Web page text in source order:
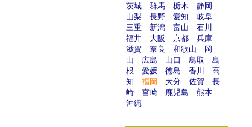
茨城
群馬 栃木
静岡
山梨
長野 愛知
岐阜
三重
新潟 富山
石川
福井
大阪 京都
兵庫
滋賀
奈良 和歌山
岡
山
広島 山口 鳥取
島
根
愛媛 徳島 香川
高
知
福岡 大分 佐賀
長
崎
宮崎 鹿児島
熊本
沖縄